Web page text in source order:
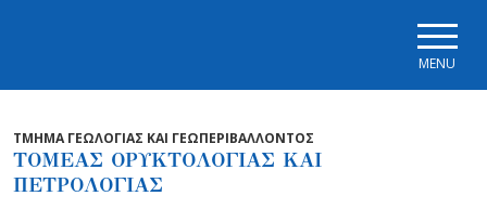
MENU
ΤΜΗΜΑ ΓΕΩΛΟΓΙΑΣ ΚΑΙ ΓΕΩΠΕΡΙΒΑΛΛΟΝΤΟΣ
ΤΟΜΕΑΣ ΟΡΥΚΤΟΛΟΓΙΑΣ ΚΑΙ
ΠΕΤΡΟΛΟΓΙΑΣ